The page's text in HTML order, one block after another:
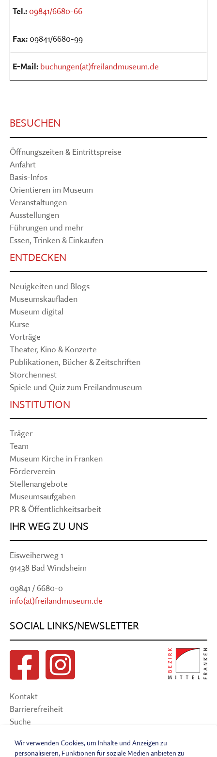
Tel.:09841/6680-66
Fax:09841/6680-99
E-Mail: buchungen(at)freilandmuseum.de
BESUCHEN
Öffnungszeiten & Eintrittspreise
Anfahrt
Basis-Infos
Orientieren im Museum
Veranstaltungen
Ausstellungen
Führungen und mehr
Essen, Trinken & Einkaufen
ENTDECKEN
Neuigkeiten und Blogs
Museumskaufladen
Museum digital
Kurse
Vorträge
Theater, Kino & Konzerte
Publikationen, Bücher & Zeitschriften
Storchennest
Spiele und Quiz zum Freilandmuseum
INSTITUTION
Träger
Team
Museum Kirche in Franken
Förderverein
Stellenangebote
Museumsaufgaben
PR & Öffentlichkeitsarbeit
IHR WEG ZU UNS
Eisweiherweg 1
91438 Bad Windsheim
09841 / 6680-0
info(at)freilandmuseum.de
SOCIAL LINKS/NEWSLETTER
Kontakt
Barrierefreiheit
Suche
Impressum
Wir verwenden Cookies, um Inhalte und Anzeigen zu
personalisieren, Funktionen für soziale Medien anbieten zu